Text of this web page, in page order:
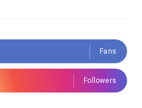
Fans
Followers